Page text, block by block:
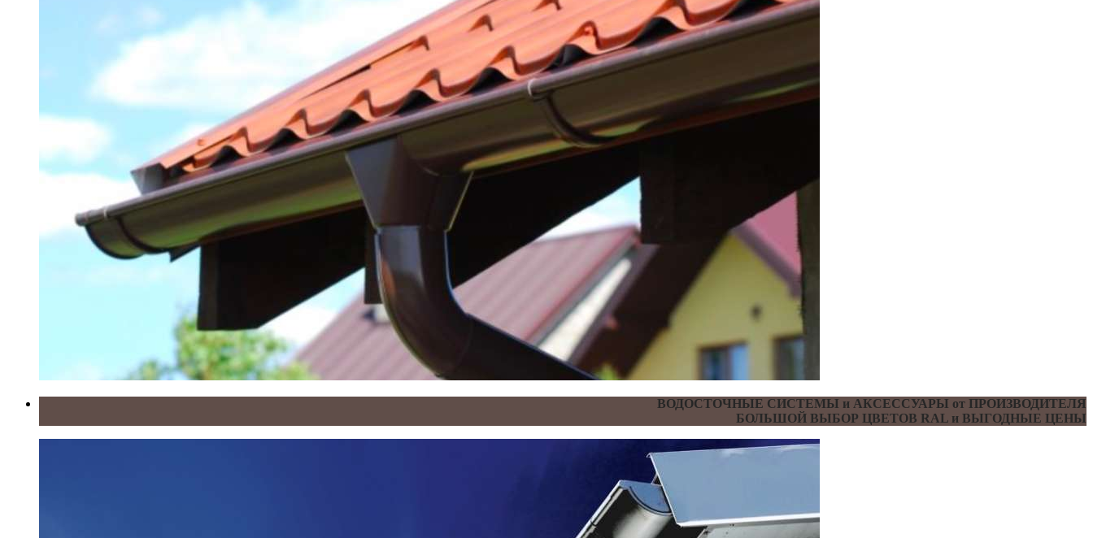
ВОДОСТОЧНЫЕ СИСТЕМЫ и АКСЕССУАРЫ от ПРОИЗВОДИТЕЛЯ
БОЛЬШОЙ ВЫБОР ЦВЕТОВ RAL и ВЫГОДНЫЕ ЦЕНЫ